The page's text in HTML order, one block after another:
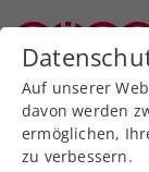
Zurück
Turniere
Auf unserer
davon werden
ermöglichen,
zu verbessern.